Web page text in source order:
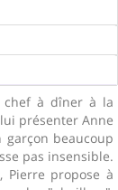
chef à dîner à la
présenter Anne
garçon beaucoup
pas insensible.
propose à